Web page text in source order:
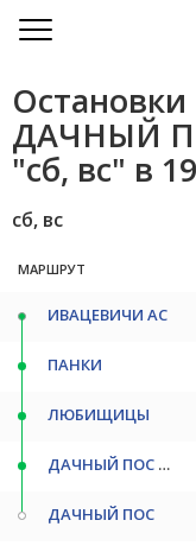
ДАЧНЫЙ
"сб, вс" в
сб, вс
МАРШРУТ
ИВАЦЕВИЧИ АС
ПАНКИ
ЛЮБИЩИЦЫ
ДАЧНЫЙ ПОС ПОВ
ДАЧНЫЙ ПОС